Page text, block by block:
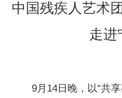
中国残疾人艺术
走进
9月14日晚，以“共享